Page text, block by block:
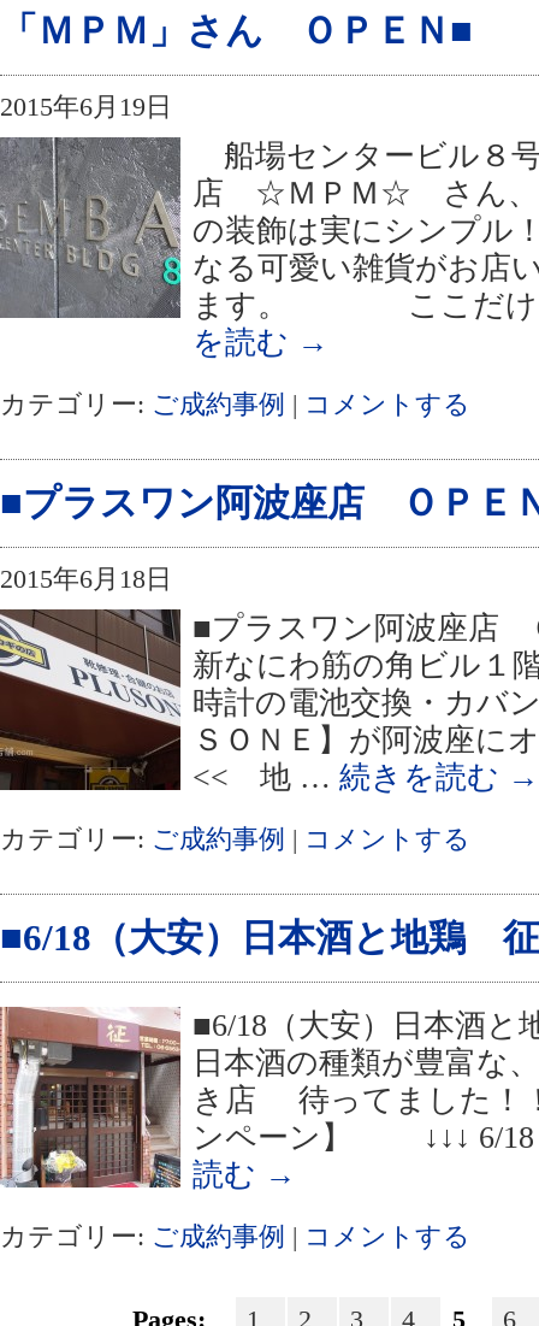
「ＭＰＭ」さん ＯＰＥＮ■
2015年6月19日
船場センタービル８
店 ☆ＭＰＭ☆ さん、
の装飾は実にシンプル
なる可愛い雑貨がお店
ます。 ここだ
を読む →
カテゴリー: ご成約事例 | コメントする
■プラスワン阿波座店 ＯＰＥ
2015年6月18日
■プラスワン阿波座店
新なにわ筋の角ビル１
時計の電池交換・カバ
ＳＯＮＥ】が阿波座に
<< 地 … 続きを読む →
カテゴリー: ご成約事例 | コメントする
■6/18（大安）日本酒と地鶏
■6/18（大安）日本酒
日本酒の種類が豊富な
き店 待ってました！
ンペーン】 ↓↓↓ 6/18
読む →
カテゴリー: ご成約事例 | コメントする
Pages: 1 2 3 4 5
6